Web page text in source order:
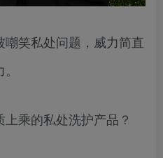
笑私处问题，威力简直
乘的私处洗护产品？